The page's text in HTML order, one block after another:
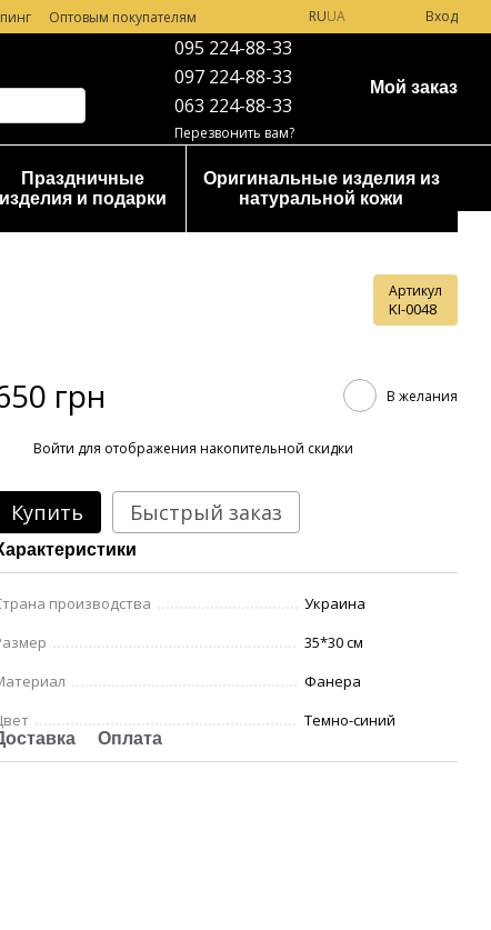
Оптовым покупателям
RUUA Вход
095 224-88-33
097 224-88-33
063 224-88-33
Перезвонить вам?
Мой заказ
Праздничные
изделия и подарки
Оригинальные изделия из
натуральной кожи
Артикул
KI-0048
грн В желания
Войти для отображения накопительной скидки
Купить Быстрый заказ
производства
Украина
35*30 см
Фанера
Темно-синий
Оплата